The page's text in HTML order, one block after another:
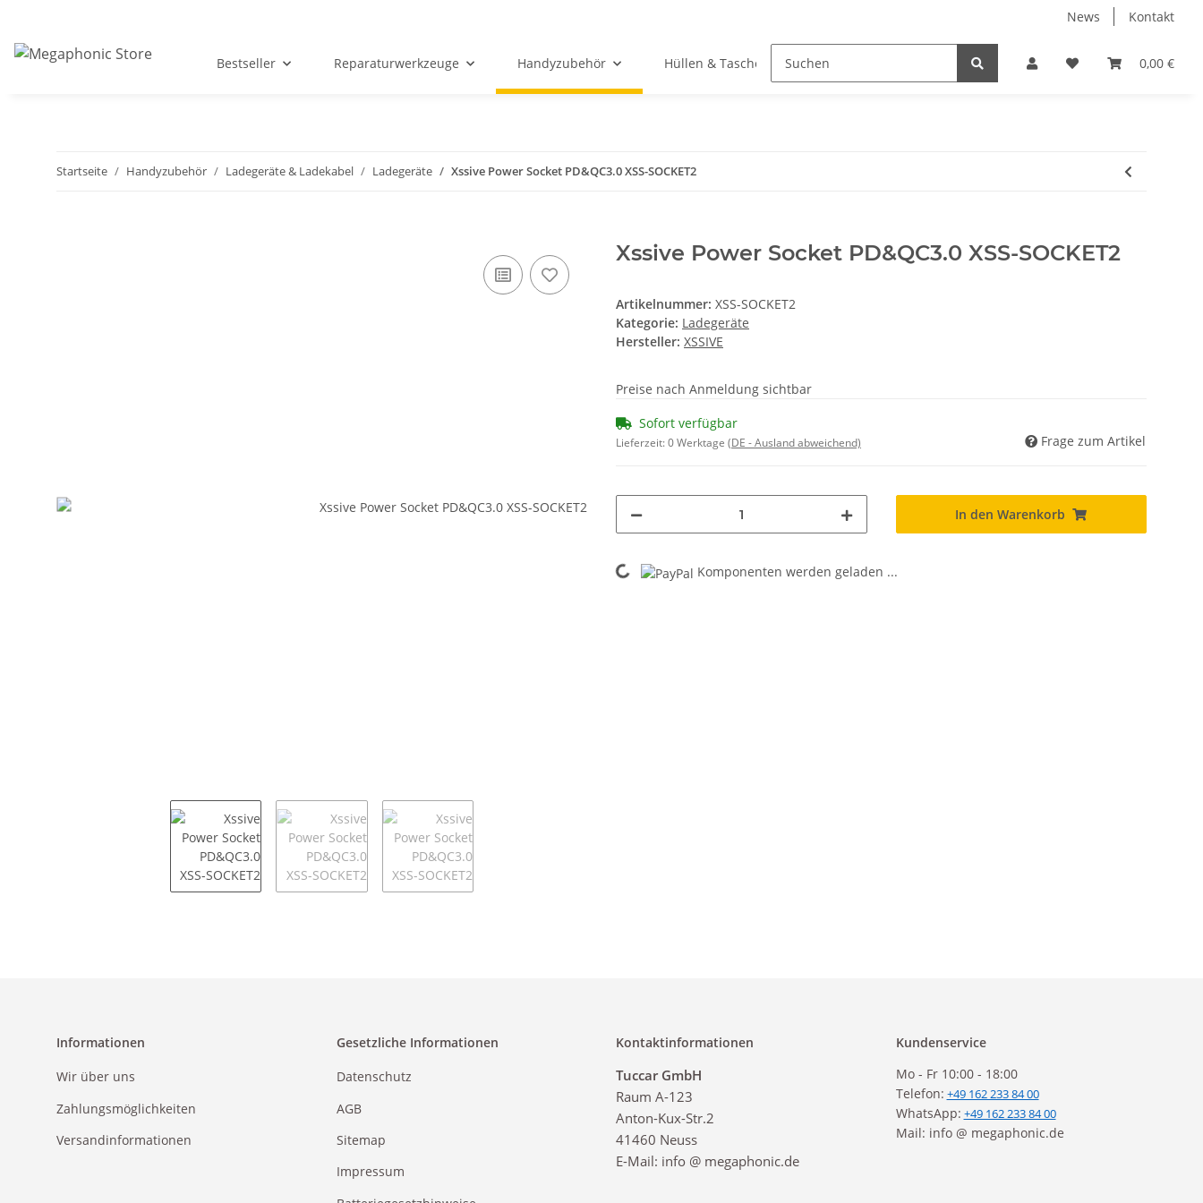
News Kontakt
0,00 €
Bestseller Reparaturwerkzeuge Handyzubehör Hüllen & Taschen Displayschutzfolien Elektronische Geräte
Startseite Handyzubehör Ladegeräte & Ladekabel Ladegeräte Xssive Power Socket PD&QC3.0 XSS-SOCKET2
Xssive Power Socket PD&QC3.0 XSS-SOCKET2
Artikelnummer: XSS-SOCKET2
Kategorie: Ladegeräte
Hersteller: XSSIVE
Preise nach Anmeldung sichtbar
Sofort verfügbar
Lieferzeit:0 Werktage (DE - Ausland abweichend) Frage zum Artikel
In den Warenkorb
Loading... Komponenten werden geladen ...
Informationen
Wir über uns
Zahlungsmöglichkeiten
Versandinformationen
Gesetzliche Informationen
Datenschutz
AGB
Sitemap
Impressum
Kontaktinformationen
Tuccar GmbH
Raum A-123
Anton-Kux-Str.2
41460 Neuss
E-Mail: info @ megaphonic.de
Kundenservice
Mo - Fr 10:00 - 18:00
Telefon: +49 162 233 84 00
WhatsApp: +49 162 233 84 00
Mail: info @ megaphonic.de